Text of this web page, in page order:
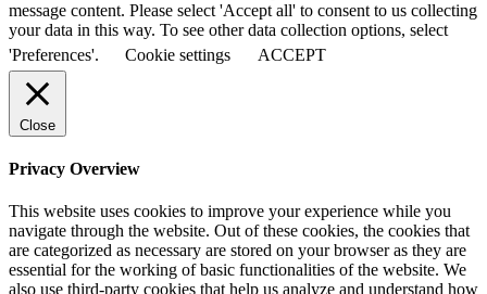
message content. Please select 'Accept all' to consent to us collecting
your data in this way. To see other data collection options, select
'Preferences'.
Cookie settings ACCEPT
Close
Privacy Overview
This website uses cookies to improve your experience while you
navigate through the website. Out of these cookies, the cookies that
are categorized as necessary are stored on your browser as they are
essential for the working of basic functionalities of the website. We
also use third-party cookies that help us analyze and understand how